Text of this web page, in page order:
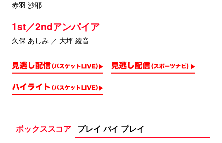
赤羽 沙耶
1st／2ndアンパイア
久保 あしみ ／ 大坪 綾音
ボックススコア プレイ バイ プレイ